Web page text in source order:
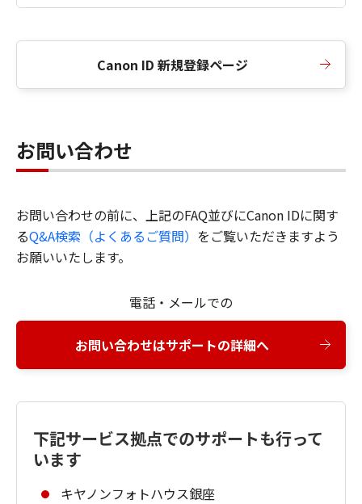
Canon ID 新規登録ページ
お問い合わせ
お問い合わせの前に、上記のFAQ並びにCanon IDに関す
るQ&A検索（よくあるご質問） をご覧いただきますよう
お願いいたします。
電話・メールでの
お問い合わせはサポートの詳細へ
下記サービス拠点でのサポートも行って
います
キヤノンフォトハウス銀座